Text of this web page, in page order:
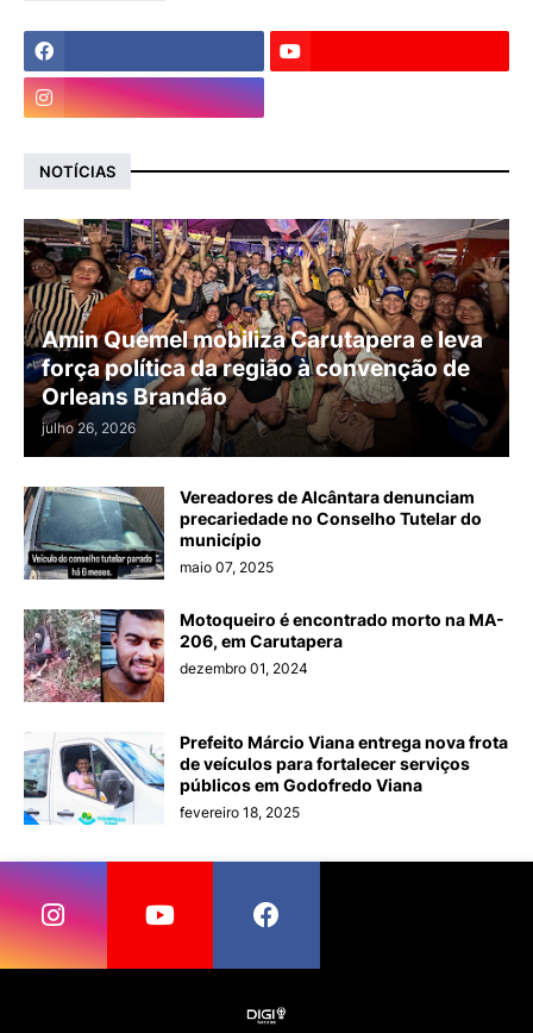
NOTÍCIAS
Amin Quemel mobiliza Carutapera e leva
força política da região à convenção de
Orleans Brandão
julho 26, 2026
Vereadores de Alcântara denunciam
precariedade no Conselho Tutelar do
município
maio 07, 2025
Motoqueiro é encontrado morto na MA-
206, em Carutapera
dezembro 01, 2024
Prefeito Márcio Viana entrega nova frota
de veículos para fortalecer serviços
públicos em Godofredo Viana
fevereiro 18, 2025